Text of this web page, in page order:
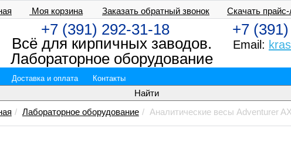
Моя корзина Заказать обратный звонок Скачать прайс-
+7 (391) 292-31-18 +7
Email:
Всё для кирпичных заводов.
Лабораторное оборудование
Доставка и оплата Контакты
Лабораторное оборудование Аналитические весы Adventurer